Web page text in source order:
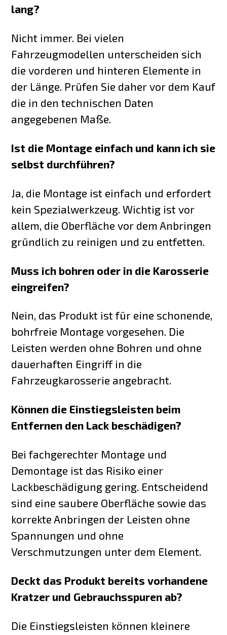
lang?
Nicht immer. Bei vielen
Fahrzeugmodellen unterscheiden sich
die vorderen und hinteren Elemente in
der Länge. Prüfen Sie daher vor dem Kauf
die in den technischen Daten
angegebenen Maße.
Ist die Montage einfach und kann ich sie
selbst durchführen?
Ja, die Montage ist einfach und erfordert
kein Spezialwerkzeug. Wichtig ist vor
allem, die Oberfläche vor dem Anbringen
gründlich zu reinigen und zu entfetten.
Muss ich bohren oder in die Karosserie
eingreifen?
Nein, das Produkt ist für eine schonende,
bohrfreie Montage vorgesehen. Die
Leisten werden ohne Bohren und ohne
dauerhaften Eingriff in die
Fahrzeugkarosserie angebracht.
Können die Einstiegsleisten beim
Entfernen den Lack beschädigen?
Bei fachgerechter Montage und
Demontage ist das Risiko einer
Lackbeschädigung gering. Entscheidend
sind eine saubere Oberfläche sowie das
korrekte Anbringen der Leisten ohne
Spannungen und ohne
Verschmutzungen unter dem Element.
Deckt das Produkt bereits vorhandene
Kratzer und Gebrauchsspuren ab?
Die Einstiegsleisten können kleinere